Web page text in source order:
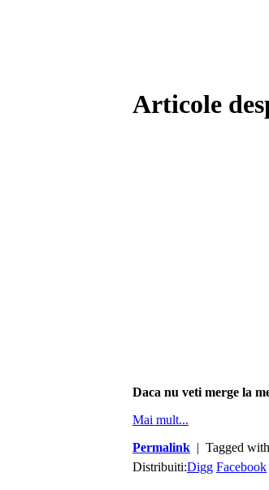
Articole
Daca nu veti merge la
Mai mult...
Permalink | Tagged
Distribuiti:Digg Facebook